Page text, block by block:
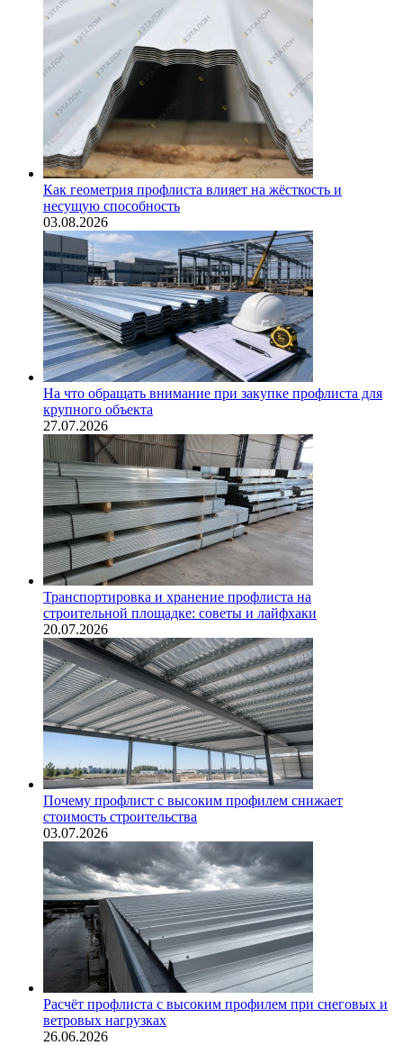
Как геометрия профлиста влияет на жёсткость и
несущую способность
03.08.2026
На что обращать внимание при закупке профлиста для
крупного объекта
27.07.2026
Транспортировка и хранение профлиста на
строительной площадке: советы и лайфхаки
20.07.2026
Почему профлист с высоким профилем снижает
стоимость строительства
03.07.2026
Расчёт профлиста с высоким профилем при снеговых и
ветровых нагрузках
26.06.2026